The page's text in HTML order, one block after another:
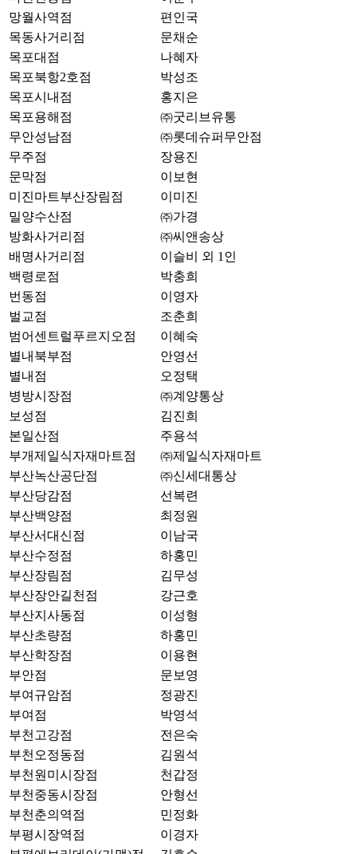
망월사역점
편인국
목동사거리점
문채순
목포대점
나혜자
목포북항2호점
박성조
목포시내점
홍지은
목포용해점
㈜굿리브유통
무안성남점
㈜롯데슈퍼무안점
무주점
장용진
문막점
이보현
미진마트부산장림점
이미진
밀양수산점
㈜가경
방화사거리점
㈜씨앤송상
배명사거리점
이슬비 외 1인
백령로점
박충희
번동점
이영자
벌교점
조춘희
범어센트럴푸르지오점
이혜숙
별내북부점
안영선
별내점
오정택
병방시장점
㈜계양통상
보성점
김진희
본일산점
주용석
부개제일식자재마트점
㈜제일식자재마트
부산녹산공단점
㈜신세대통상
부산당감점
선복련
부산백양점
최정원
부산서대신점
이남국
부산수정점
하홍민
부산장림점
김무성
부산장안길천점
강근호
부산지사동점
이성형
부산초량점
하홍민
부산학장점
이용현
부안점
문보영
부여규암점
정광진
부여점
박영석
부천고강점
전은숙
부천오정동점
김원석
부천원미시장점
천갑정
부천중동시장점
안형선
부천춘의역점
민정화
부평시장역점
이경자